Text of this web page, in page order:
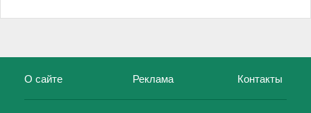
О сайте Реклама Контакты